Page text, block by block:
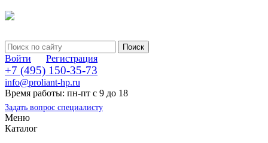
Войти Регистрация
+7 (495) 150-35-73
info@proliant-hp.ru
Время работы: пн-пт с 9 до 18
Задать вопрос специалисту
Меню
Каталог